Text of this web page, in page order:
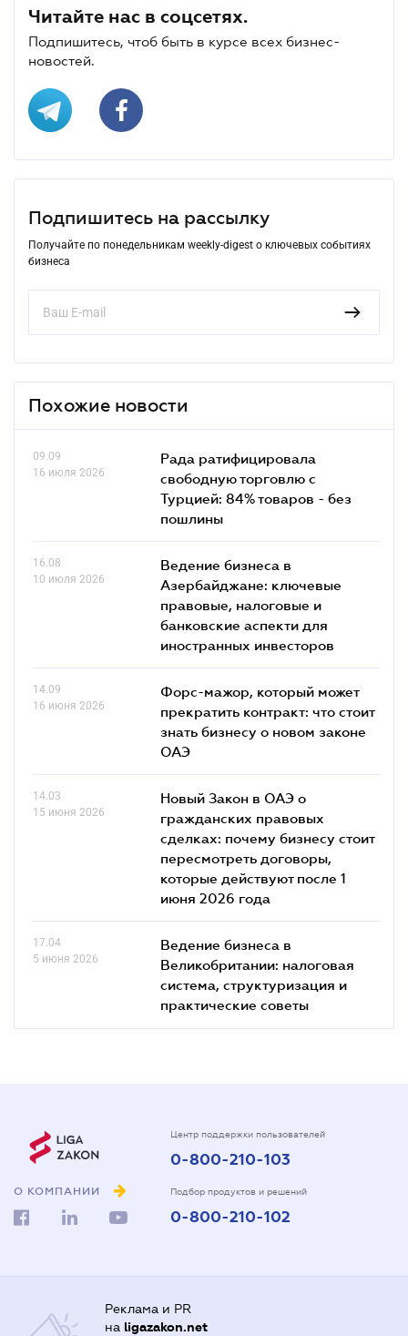
Читайте нас в соцсетях.
Подпишитесь, чтоб быть в курсе всех бизнес-
новостей.
Подпишитесь на рассылку
Получайте по понедельникам weekly-digest о ключевых событиях
бизнеса
Похожие новости
09.09
16 июля 2026
Рада ратифицировала
свободную торговлю с
Турцией: 84% товаров - без
пошлины
16.08
10 июля 2026
Ведение бизнеса в
Азербайджане: ключевые
правовые, налоговые и
банковские аcпекти для
иностранных инвесторов
14.09
16 июня 2026
Форс-мажор, который может
прекратить контракт: что стоит
знать бизнесу о новом законе
ОАЭ
14.03
15 июня 2026
Новый Закон в ОАЭ о
гражданских правовых
сделках: почему бизнесу стоит
пересмотреть договоры,
которые действуют после 1
июня 2026 года
17.04
5 июня 2026
Ведение бизнеса в
Великобритании: налоговая
система, структуризация и
практические советы
О КОМПАНИИ
Центр поддержки пользователей
0-800-210-103
Подбор продуктов и решений
0-800-210-102
Реклама и PR
на ligazakon.net